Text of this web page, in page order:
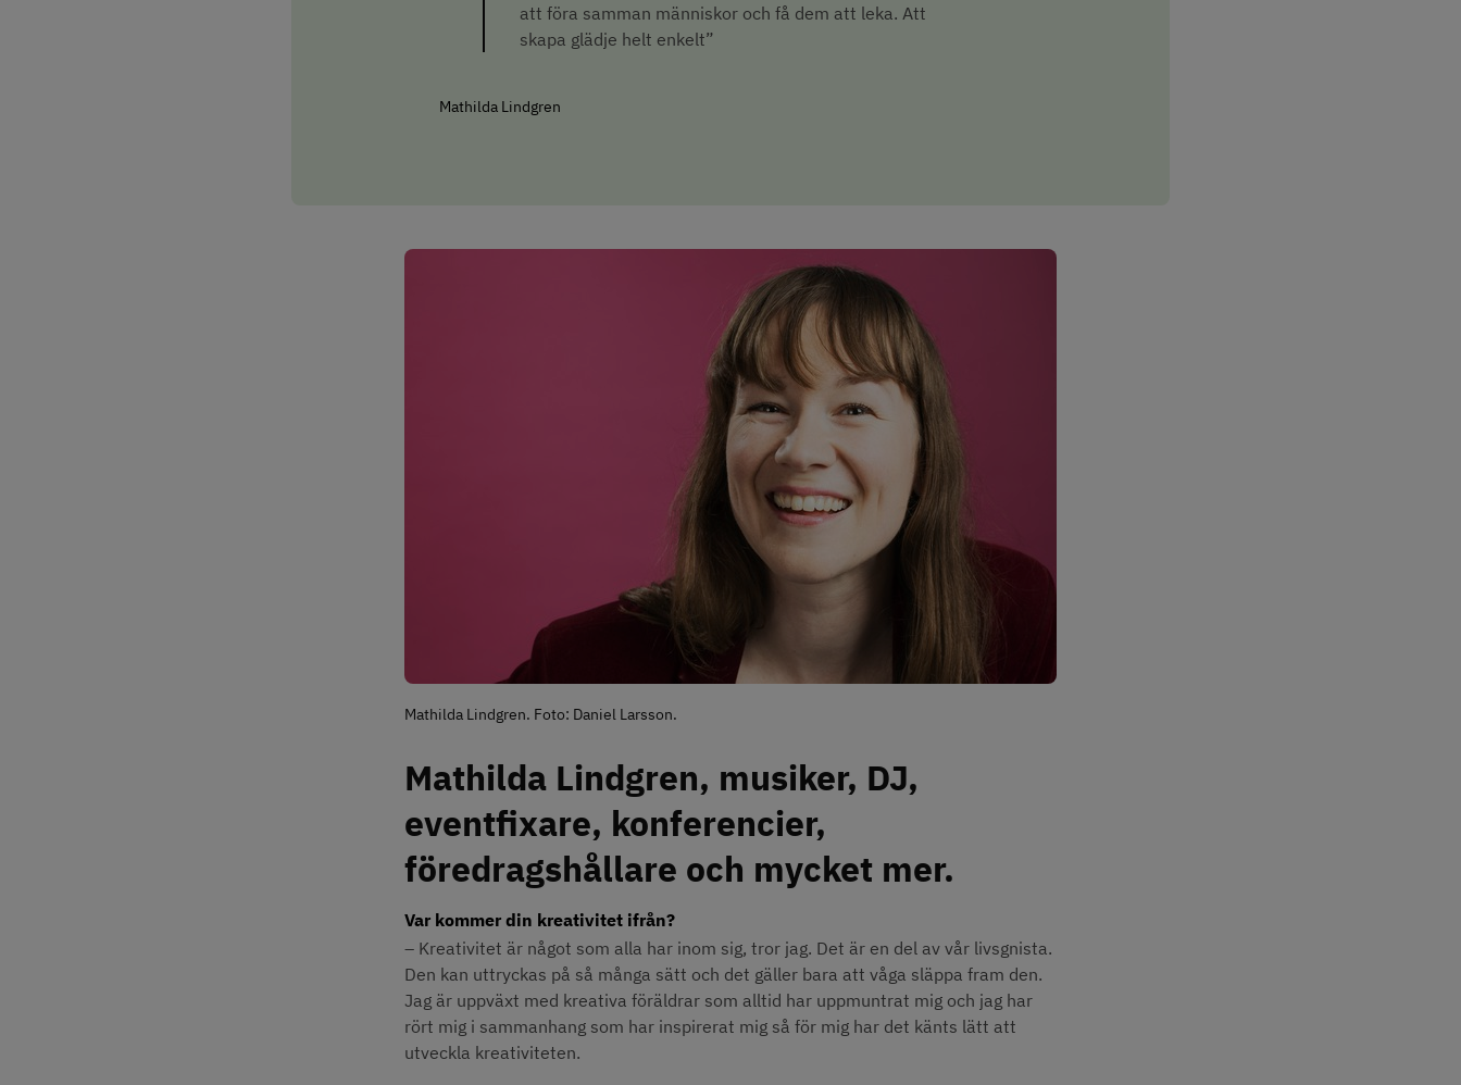
att föra samman människor och få dem att leka. Att
skapa glädje helt enkelt”
Mathilda Lindgren
Mathilda Lindgren. Foto: Daniel Larsson.
Mathilda Lindgren, musiker, DJ,
eventfixare, konferencier,
föredragshållare och mycket mer.
Var kommer din kreativitet ifrån?
– Kreativitet är något som alla har inom sig, tror jag. Det är en del av vår livsgnista.
Den kan uttryckas på så många sätt och det gäller bara att våga släppa fram den.
Jag är uppväxt med kreativa föräldrar som alltid har uppmuntrat mig och jag har
rört mig i sammanhang som har inspirerat mig så för mig har det känts lätt att
utveckla kreativiteten.